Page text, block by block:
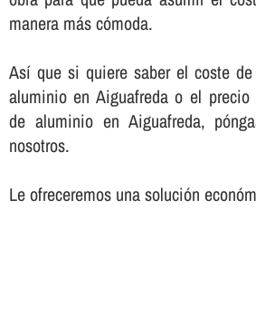
manera más cómoda.
Así­ que si quiere saber el coste
aluminio en Aiguafreda o el precio
de aluminio en Aiguafreda,
nosotros.
Le ofreceremos una solución